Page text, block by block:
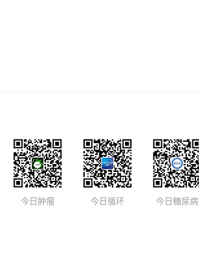
今日肿瘤 今日循环 今日糖尿病